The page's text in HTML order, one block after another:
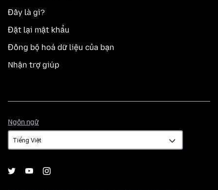
Đây là gì?
Đặt lại mật khẩu
Đồng bộ hoá dữ liệu của bạn
Nhận trợ giúp
Ngôn ngữ
ngữ